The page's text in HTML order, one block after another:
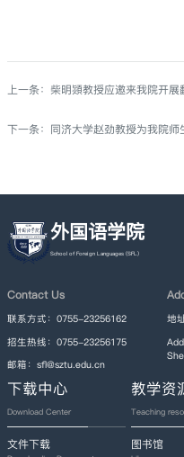
上一条： 柴明熲教授应邀来我院开展
下一条： 同济大学赵劲教授为我院
外国语学院
Contact Us
联系方式：0755-23256162
招生热线：0755-23256175
邮箱：sfl@sztu.edu.cn
地
下载中心
Download Center
文件下载
教学资
Teaching
图书馆